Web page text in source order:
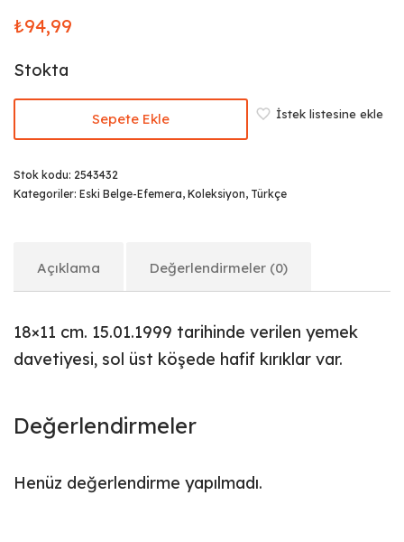
₺94,99
Stokta
Sepete Ekle İstek listesine ekle
Stok kodu: 2543432
Kategoriler: Eski Belge-Efemera, Koleksiyon, Türkçe
Açıklama Değerlendirmeler (0)
18×11 cm. 15.01.1999 tarihinde verilen yemek
davetiyesi, sol üst köşede hafif kırıklar var.
Değerlendirmeler
Henüz değerlendirme yapılmadı.